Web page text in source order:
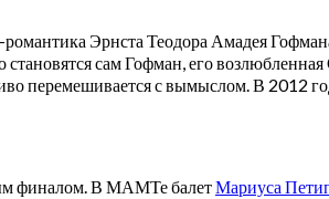
романтика Эрнста Теодора Амадея
сам Гофман, его
перемешивается с вымыслом. В 2012
финалом. В МАМТе балетМариуса